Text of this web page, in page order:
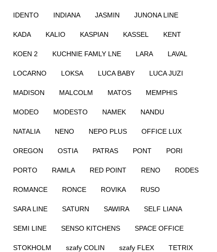
IDENTO INDIANA JASMIN JUNONA LINE
KADA KALIO KASPIAN KASSEL KENT
KOEN 2 KUCHNIE FAMLY LNE LARA LAVAL
LOCARNO LOKSA LUCA BABY LUCA JUZI
MADISON MALCOLM MATOS MEMPHIS
MODEO MODESTO NAMEK NANDU
NATALIA NENO NEPO PLUS OFFICE LUX
OREGON OSTIA PATRAS PONT PORI
PORTO RAMLA RED POINT RENO RODES
ROMANCE RONCE ROVIKA RUSO
SARA LINE SATURN SAWIRA SELF LIANA
SEMI LINE SENSO KITCHENS SPACE OFFICE
STOKHOLM szafy COLIN szafy FLEX TETRIX